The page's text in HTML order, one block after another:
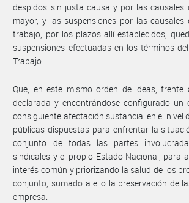
despidos sin justa causa y por las
mayor, y las suspensiones por las
trabajo, por los plazos allí establecidos,
suspensiones efectuadas en los términos
Trabajo.
Que, en este mismo orden de ideas,
declarada y encontrándose configurado
consiguiente afectación sustancial en el nivel
públicas dispuestas para enfrentar la
conjunto de todas las partes
sindicales y el propio Estado Nacional, para
interés común y priorizando la salud de los
conjunto, sumado a ello la preservación de
empresa.